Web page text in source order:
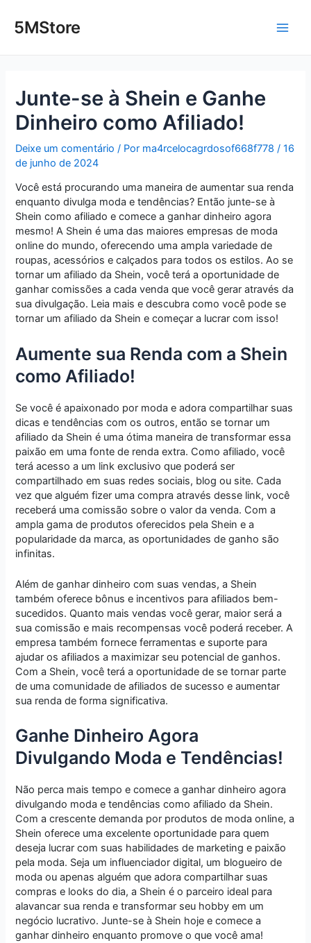
para5MStore
Junte-se à Shein e Ganhe
Dinheiro como Afiliado!
Deixe um comentário / Por ma4rcelocagrdosof668f778/16
de junho de 2024
Você está procurando uma maneira de aumentar sua renda
enquanto divulga moda e tendências? Então junte-se à
Shein como afiliado e comece a ganhar dinheiro agora
mesmo! A Shein é uma das maiores empresas de moda
online do mundo, oferecendo uma ampla variedade de
roupas, acessórios e calçados para todos os estilos. Ao se
tornar um afiliado da Shein, você terá a oportunidade de
ganhar comissões a cada venda que você gerar através da
sua divulgação. Leia mais e descubra como você pode se
tornar um afiliado da Shein e começar a lucrar com isso!
Aumente sua Renda com a Shein
como Afiliado!
Se você é apaixonado por moda e adora compartilhar suas
dicas e tendências com os outros, então se tornar um
afiliado da Shein é uma ótima maneira de transformar essa
paixão em uma fonte de renda extra. Como afiliado, você
terá acesso a um link exclusivo que poderá ser
compartilhado em suas redes sociais, blog ou site. Cada
vez que alguém fizer uma compra através desse link, você
receberá uma comissão sobre o valor da venda. Com a
ampla gama de produtos oferecidos pela Shein e a
popularidade da marca, as oportunidades de ganho são
infinitas.
Além de ganhar dinheiro com suas vendas, a Shein
também oferece bônus e incentivos para afiliados bem-
sucedidos. Quanto mais vendas você gerar, maior será a
sua comissão e mais recompensas você poderá receber. A
empresa também fornece ferramentas e suporte para
ajudar os afiliados a maximizar seu potencial de ganhos.
Com a Shein, você terá a oportunidade de se tornar parte
de uma comunidade de afiliados de sucesso e aumentar
sua renda de forma significativa.
Ganhe Dinheiro Agora
Divulgando Moda e Tendências!
Não perca mais tempo e comece a ganhar dinheiro agora
divulgando moda e tendências como afiliado da Shein.
Com a crescente demanda por produtos de moda online, a
Shein oferece uma excelente oportunidade para quem
deseja lucrar com suas habilidades de marketing e paixão
pela moda. Seja um influenciador digital, um blogueiro de
moda ou apenas alguém que adora compartilhar suas
compras e looks do dia, a Shein é o parceiro ideal para
alavancar sua renda e transformar seu hobby em um
negócio lucrativo. Junte-se à Shein hoje e comece a
ganhar dinheiro enquanto promove o que você ama!
navigation